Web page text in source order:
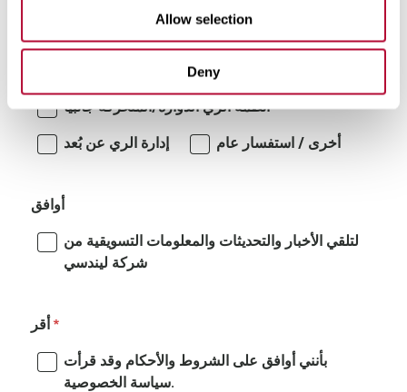
Allow selection
Deny
أنظمة الري الدوارة/المتحركة جانبياً
إدارة الري عن بُعد أخرى / استفسار عام
أوافق
لتلقي الأخبار والتحديثات والمعلومات التسويقية من
شركة ليندسي
أقر
بأنني أوافق على الشروط والأحكام وقد قرأت
سياسة الخصوصية.